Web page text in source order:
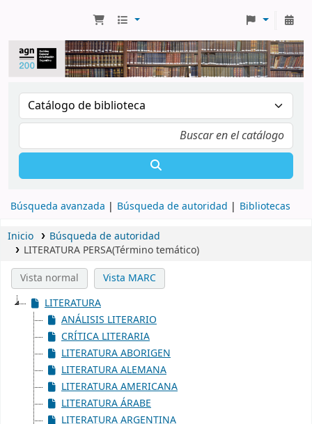
Búsqueda avanzada Búsqueda de autoridad Bibliotecas
Inicio
Búsqueda de autoridad
LITERATURA PERSA(Término temático)
Vista normal
Vista MARC
LITERATURA
ANÁLISIS LITERARIO
CRÍTICA LITERARIA
LITERATURA ABORIGEN
LITERATURA ALEMANA
LITERATURA AMERICANA
LITERATURA ÁRABE
LITERATURA ARGENTINA